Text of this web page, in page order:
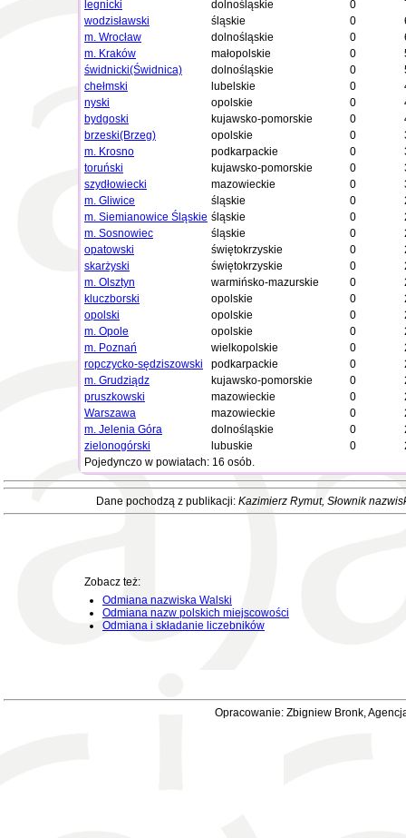
legnicki
dolnośląskie 0
wodzisławski
śląskie 0
m. Wrocław
dolnośląskie 0
m. Kraków
małopolskie 0
świdnicki(Świdnica)
dolnośląskie 0
chełmski
lubelskie 0
nyski
opolskie 0
bydgoski
kujawsko-pomorskie 0
brzeski(Brzeg)
opolskie 0
m. Krosno
podkarpackie 0
toruński
kujawsko-pomorskie 0
szydłowiecki
mazowieckie 0
m. Gliwice
śląskie 0
m. Siemianowice Śląskie śląskie 0
m. Sosnowiec
śląskie 0
opatowski
świętokrzyskie 0
skarżyski
świętokrzyskie 0
m. Olsztyn
warmińsko-mazurskie 0
kluczborski
opolskie 0
opolski
opolskie 0
m. Opole
opolskie 0
m. Poznań
wielkopolskie 0
ropczycko-sędziszowski
podkarpackie 0
m. Grudziądz
kujawsko-pomorskie 0
pruszkowski
mazowieckie 0
Warszawa
mazowieckie 0
m. Jelenia Góra
dolnośląskie 0
zielonogórski
lubuskie 0
Pojedynczo w powiatach: 16 osób.
Dane pochodzą z publikacji: Kazimierz Rymut, Słownik
Zobacz też:
Odmiana nazwiska Walski
Odmiana nazw polskich miejscowości
Odmiana i składanie liczebników
Opracowanie: Zbigniew Bronk,